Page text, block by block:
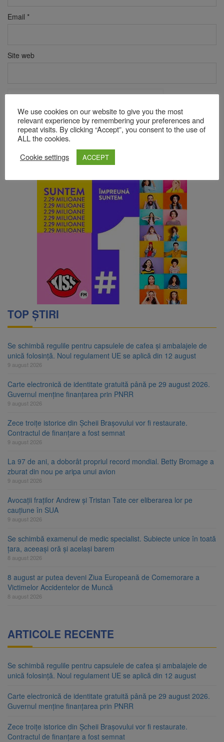
Email *
Site web
Verificare anti-robot
Click pentru a începe verificarea
Friendly Captcha ⇗
Acest site folosește Akismet pentru a reduce spamul.
TOP ȘTIRI
Se schimbă regulile pentru capsulele de cafea și ambalajele de
unică folosință. Noul regulament UE se aplică din 12 august
9 august 2026
Carte electronică de identitate gratuită până pe 29 august 2026.
Guvernul menține finanțarea prin PNRR
9 august 2026
Zece troițe istorice din Șcheii Brașovului vor fi restaurate.
Contractul de finanțare a fost semnat
9 august 2026
La 97 de ani, a doborât propriul record mondial. Betty Bromage a
zburat din nou pe aripa unui avion
9 august 2026
Avocații fraților Andrew și Tristan Tate cer eliberarea lor pe
cauțiune în SUA
9 august 2026
Se schimbă examenul de medic specialist. Subiecte unice în toată
țara, aceeași oră și același barem
8 august 2026
8 august ar putea deveni Ziua Europeană de Comemorare a
Victimelor Accidentelor de Muncă
8 august 2026
ARTICOLE RECENTE
Se schimbă regulile pentru capsulele de cafea și ambalajele de
unică folosință. Noul regulament UE se aplică din 12 august
Carte electronică de identitate gratuită până pe 29 august 2026.
Guvernul menține finanțarea prin PNRR
Zece troițe istorice din Șcheii Brașovului vor fi restaurate.
Contractul de finanțare a fost semnat
We use cookies on our website to give you the most
relevant experience by remembering your preferences and
repeat visits. By clicking “Accept”, you consent to the use of
ALL the cookies.
Cookie settings
ACCEPT